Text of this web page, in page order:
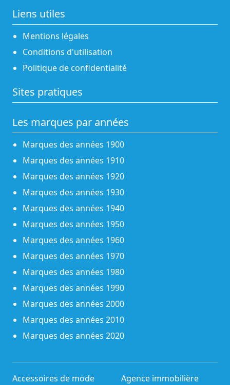
Liens utiles
Mentions légales
Conditions d'utilisation
Politique de confidentialité
Sites pratiques
Les marques par années
Marques des années 1900
Marques des années 1910
Marques des années 1920
Marques des années 1930
Marques des années 1940
Marques des années 1950
Marques des années 1960
Marques des années 1970
Marques des années 1980
Marques des années 1990
Marques des années 2000
Marques des années 2010
Marques des années 2020
Accessoires de mode
Agence immobilière